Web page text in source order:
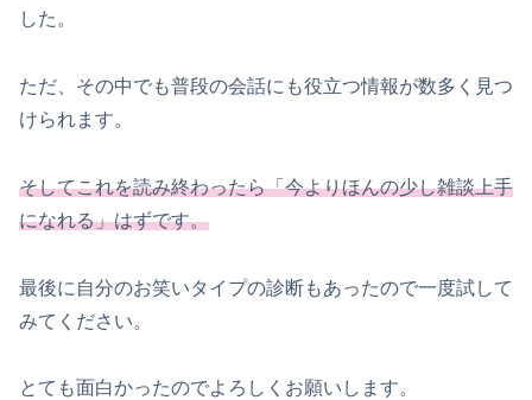
した。
ただ、その中でも普段の会話にも役立つ情報が数多く見つ
けられます。
そしてこれを読み終わったら「今よりほんの少し雑談上手
になれる」はずです。
最後に自分のお笑いタイプの診断もあったので一度試して
みてください。
とても面白かったのでよろしくお願いします。